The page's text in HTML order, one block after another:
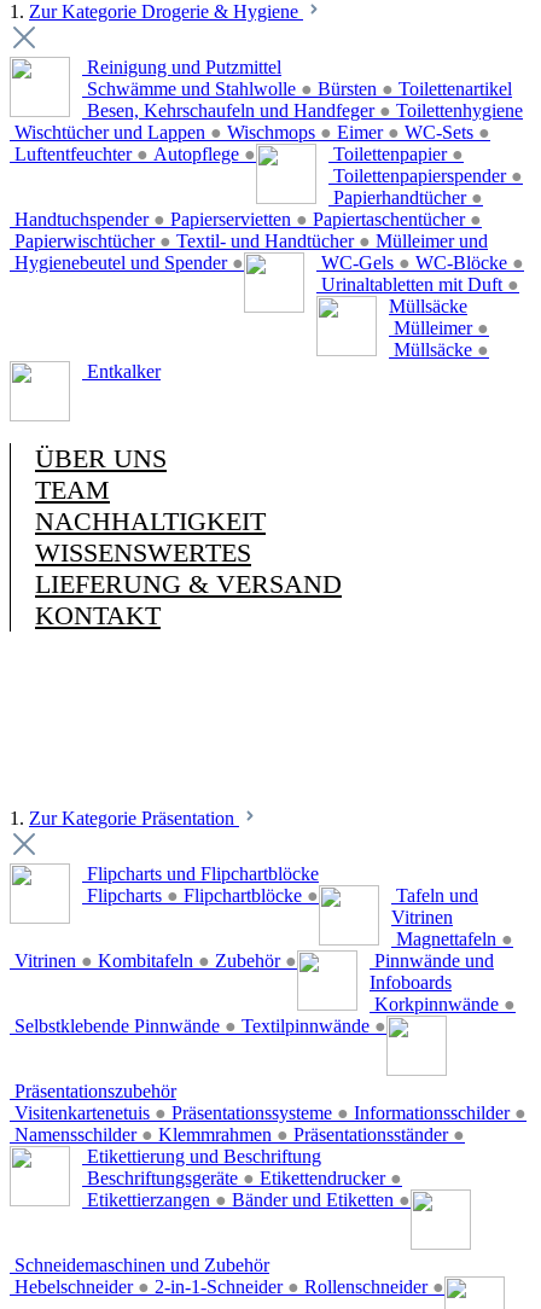
1. Zur Kategorie Drogerie & Hygiene
Reinigung und Putzmittel
Schwämme und Stahlwolle ● Bürsten ●
Besen, Kehrschaufeln und Handfeger ●
Wischtücher und Lappen ● Wischmops ● Eimer ● WC-Sets ●
Luftentfeuchter ● Autopflege ●
Toilettenartikel
Toilettenpapier ●
Toilettenpapierspender ●
Papierhandtücher ●
Handtuchspender ● Papierservietten ● Papiertaschentücher ●
Papierwischtücher ● Textil- und Handtücher ●
Hygienebeutel und Spender ●
Toilettenhygiene
WC-Gels ● WC-Blöcke ●
Urinaltabletten mit Duft ●
Mülleimer und
Müllsäcke
Mülleimer ●
Müllsäcke ●
Entkalker
ÜBER UNS
TEAM
NACHHALTIGKEIT
WISSENSWERTES
LIEFERUNG & VERSAND
KONTAKT
1. Zur Kategorie Präsentation
Flipcharts und Flipchartblöcke
Flipcharts ● Flipchartblöcke ●
Tafeln und
Vitrinen
Magnettafeln ●
Vitrinen ● Kombitafeln ● Zubehör ●
Pinnwände und
Infoboards
Korkpinnwände ●
Selbstklebende Pinnwände ● Textilpinnwände ●
Präsentationszubehör
Visitenkartenetuis ● Präsentationssysteme ● Informationsschilder ●
Namensschilder ● Klemmrahmen ● Präsentationsständer ●
Etikettierung und Beschriftung
Beschriftungsgeräte ● Etikettendrucker ●
Etikettierzangen ● Bänder und Etiketten ●
Schneidemaschinen und Zubehör
Hebelschneider ● 2-in-1-Schneider ● Rollenschneider ●